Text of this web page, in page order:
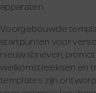
apparaten.
Voorgebouwde
startpunten voor
nieuwsbrieven,
welkomstreeksen en
templates zijn